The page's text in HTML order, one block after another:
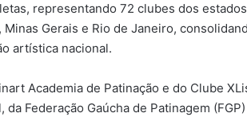
representando 72 clubes dos
Minas Gerais e Rio de Janeiro,
artística nacional.
Academia de Patinação e do Clube
Federação Gaúcha de Patinagem